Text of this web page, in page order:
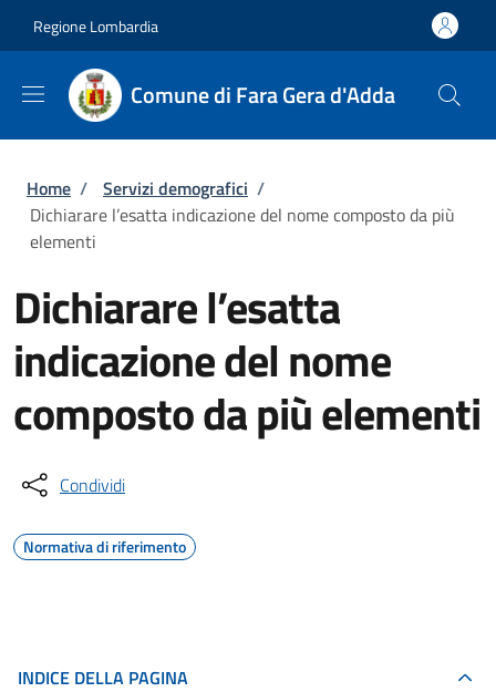
Regione Lombardia
Comune di Fara Gera d'Adda
Briciole di pane
Home / Servizi demografici /
Dichiarare l’esatta indicazione del nome composto da più
elementi
Dichiarare l’esatta
indicazione del nome
composto da più elementi
Condividi
Normativa di riferimento
INDICE DELLA PAGINA